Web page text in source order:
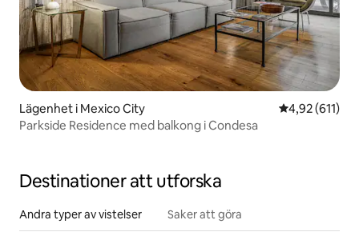
Lägenhet i Mexico City 4,92 av 5 i
4,92 (611)
Parkside Residence med balkong i Condesa
Destinationer att utforska
Andra typer av vistelser Saker att göra